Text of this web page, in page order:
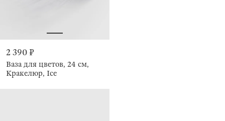
2 390 ₽
Ваза для цветов, 24 см,
Кракелюр, Ice